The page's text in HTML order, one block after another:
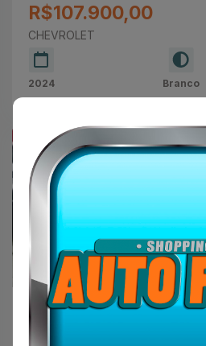
R$107.900,00
CHEVROLET
2024 Branco
Armando Automóveis
LAND ROVER Discovery